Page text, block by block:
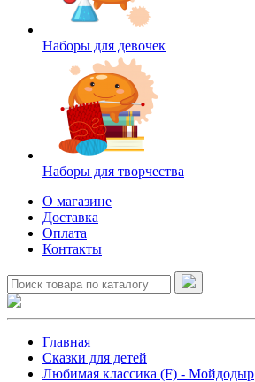
Наборы для девочек
Наборы для творчества
О магазине
Доставка
Оплата
Контакты
Главная
Сказки для детей
Любимая классика (F) - Мойдодыр